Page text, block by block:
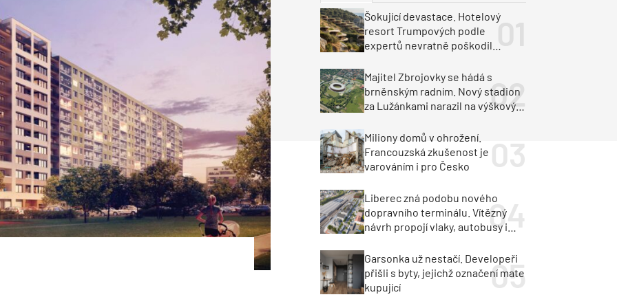
Historické stavby Průmyslové objekty
Rekonstrukce střechy
Větrání a odvětrávání
Fasáda
Omítky
Inženýrské stavby
Doprava
Průmysl a logistika
Dopravní stavbyŠokující devastace. Hotelový
resort Trumpových podle
expertů nevratně poškodil
Majitel Zbrojovky se hádá s
brněnským radním. Nový stadion
za Lužánkami narazil na výškový
Miliony domů v ohrožení.
Francouzská zkušenost je
varováním i pro Česko
Liberec zná podobu nového
dopravního terminálu. Vítězný
návrh propojí vlaky, autobusy i
Garsonka už nestačí. Developeři
přišli s byty, jejichž označení mate
kupující